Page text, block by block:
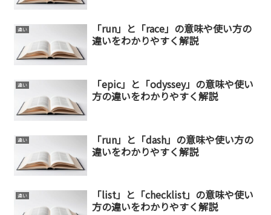
違い
「run」と「race」の意味や使い方の
違いをわかりやすく解説
違い
「epic」と「odyssey」の意味や使い
方の違いをわかりやすく解説
違い
「run」と「dash」の意味や使い方の
違いをわかりやすく解説
違い
「list」と「checklist」の意味や使い
方の違いをわかりやすく解説